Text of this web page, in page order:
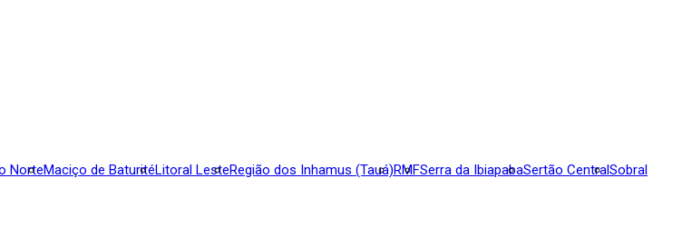
NorteMaciço de BaturitéLitoral LesteRegião dos Inhamus (Tauá)RMFSerra da IbiapabaSertão CentralSobral